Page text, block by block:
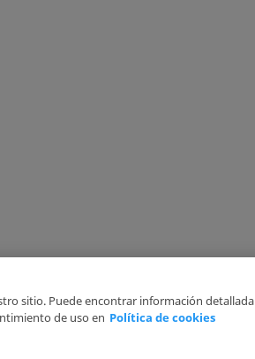
sitio. Puede encontrar información detallada
de uso en Política de cookies